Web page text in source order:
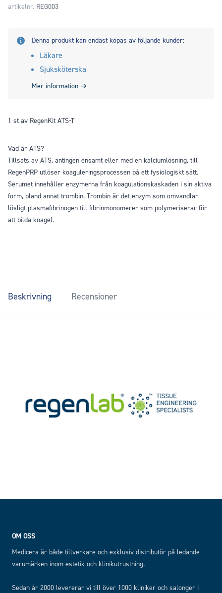
artikelnr. REG003
Denna produkt kan endast köpas av följande kunder:
Läkare
Sjuksköterska
Mer information →
1 st av RegenKit ATS-T
Vad är ATS?
Tillsats av ATS, antingen ensamt eller med en kalciumlösning, till
RegenPRP utlöser koaguleringsprocessen på ett fysiologiskt sätt.
Serumet innehåller enzymerna från koagulationskaskaden i sin aktiva
form, bland annat trombin. Trombin är det enzym som omvandlar
lösligt plasmafibrinogen till fibrinmonomerer som polymeriserar för
att bilda koagel.
Beskrivning Recensioner
OM OSS
Medicera är både tillverkare och exklusiv distributör på ledande
varumärken inom estetik och klinikutrustning.
Sedan år 2000 levererar vi till över 1000 kliniker och salonger i